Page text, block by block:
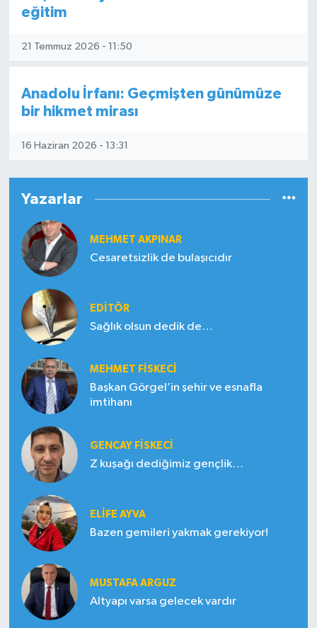
eğitim
21 Temmuz 2026 - 11:50
Anadolu İrfanı: Geçmişten günümüze
bir hikmet mirası
16 Haziran 2026 - 13:31
Yazarlar
MEHMET AKPINAR
Cesaretsizlik de bulaşıcıdır
EDITÖR
Sağlık olsun dedik de…
MEHMET FİSKECİ
Başkan Görgel’in şehir ve esnafla
imtihanı
GENCAY FİSKECİ
Z kuşağı dediğimiz gençlik…
ELIFE AYVA
Bazen gemileri yakmak gerekiyor!
MUSTAFA ARGUZ
Altyapı varsa gelecek vardır